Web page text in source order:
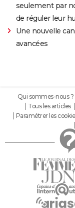
seulement par
de réguler leur
Une nouvelle
avancées
Qui sommes-nous ?
Tous les articles
Paramétrer les